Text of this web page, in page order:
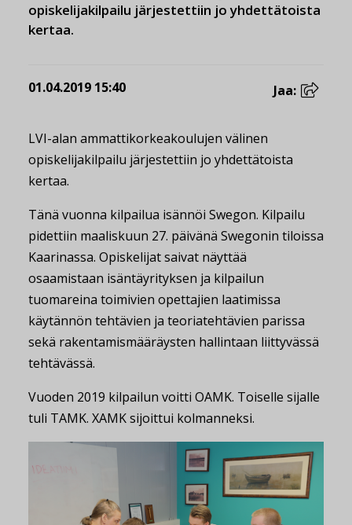
opiskelijakilpailu järjestettiin jo yhdettätoista
kertaa.
01.04.2019 15:40 Jaa:
LVI-alan ammattikorkeakoulujen välinen
opiskelijakilpailu järjestettiin jo yhdettätoista
kertaa.
Tänä vuonna kilpailua isännöi Swegon. Kilpailu
pidettiin maaliskuun 27. päivänä Swegonin tiloissa
Kaarinassa. Opiskelijat saivat näyttää
osaamistaan isäntäyrityksen ja kilpailun
tuomareina toimivien opettajien laatimissa
käytännön tehtävien ja teoriatehtävien parissa
sekä rakentamismääräysten hallintaan liittyvässä
tehtävässä.
Vuoden 2019 kilpailun voitti OAMK. Toiselle sijalle
tuli TAMK. XAMK sijoittui kolmanneksi.